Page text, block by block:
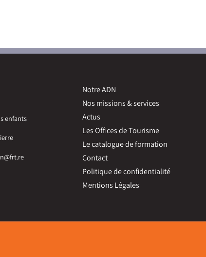
enfants
Notre ADN
Nos missions & services
Actus
Les Offices de Tourisme
Le catalogue de formation
Contact
Politique de confidentialité
Mentions Légales